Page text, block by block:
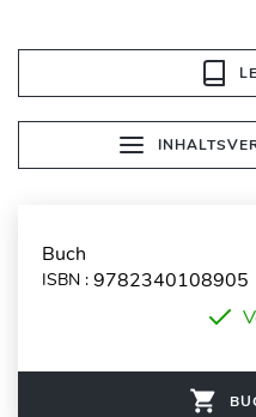
Buch
ISBN : 9782340108905